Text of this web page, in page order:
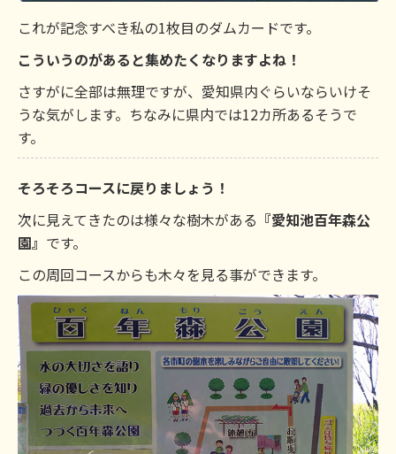
これが記念すべき私の1枚目のダムカードです。
こういうのがあると集めたくなりますよね！
さすがに全部は無理ですが、愛知県内ぐらいならいけそ
うな気がします。ちなみに県内では12カ所あるそうで
す。
そろそろコースに戻りましょう！
次に見えてきたのは様々な樹木がある 『愛知池百年森公
園』 です。
この周回コースからも木々を見る事ができます。